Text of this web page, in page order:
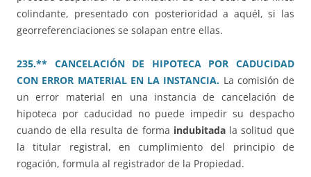
colindante, presentado con posterioridad a aquél, si las
georreferenciaciones se solapan entre ellas.
235.** CANCELACIÓN DE HIPOTECA POR CADUCIDAD
CON ERROR MATERIAL EN LA INSTANCIA. La comisión de
un error material en una instancia de cancelación de
hipoteca por caducidad no puede impedir su despacho
cuando de ella resulta de forma indubitadala solitud que
la titular registral, en cumplimiento del principio de
rogación, formula al registrador de la Propiedad.